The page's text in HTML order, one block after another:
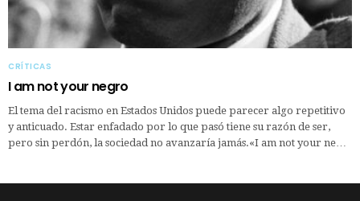
CRÍTICAS
I am not your negro
El tema del racismo en Estados Unidos puede parecer algo repetitivo
y anticuado. Estar enfadado por lo que pasó tiene su razón de ser,
pero sin perdón, la sociedad no avanzaría jamás.«I am not your ne…